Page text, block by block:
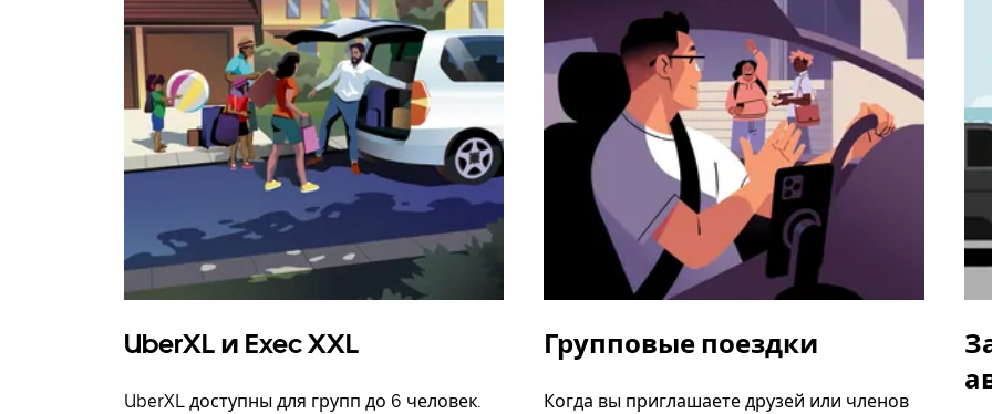
UberXL и Exec XXL
UberXL доступны для групп до 6 человек.
Групповые поездки
Когда вы приглашаете друзей или членов